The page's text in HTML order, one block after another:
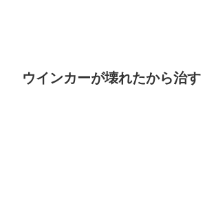
ウインカーが壊れたから治す